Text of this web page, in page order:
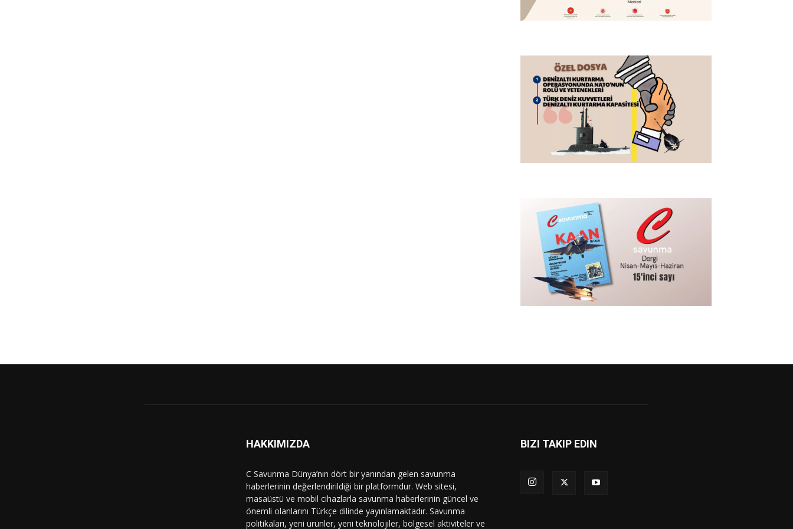
HAKKIMIZDA
C Savunma Dünya’nın dört bir yanından gelen savunma
haberlerinin değerlendirildiği bir platformdur. Web sitesi,
masaüstü ve mobil cihazlarla savunma haberlerinin güncel ve
önemli olanlarını Türkçe dilinde yayınlamaktadır. Savunma
politikaları, yeni ürünler, yeni teknolojiler, bölgesel aktiviteler ve
BIZI TAKIP EDIN